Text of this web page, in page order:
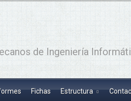
de Ingeniería
Fichas Estructura